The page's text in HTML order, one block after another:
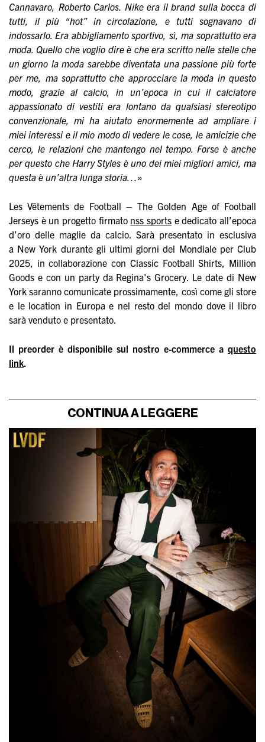
Cannavaro, Roberto Carlos. Nike era il brand sulla bocca di
tutti, il più “hot” in circolazione, e tutti sognavano di
indossarlo. Era abbigliamento sportivo, sì, ma soprattutto era
moda. Quello che voglio dire è che era scritto nelle stelle che
un giorno la moda sarebbe diventata una passione più forte
per me, ma soprattutto che approcciare la moda in questo
modo, grazie al calcio, in un’epoca in cui il calciatore
appassionato di vestiti era lontano da qualsiasi stereotipo
convenzionale, mi ha aiutato enormemente ad ampliare i
miei interessi e il mio modo di vedere le cose, le amicizie che
cerco, le relazioni che mantengo nel tempo. Forse è anche
per questo che Harry Styles è uno dei miei migliori amici, ma
questa è un’altra lunga storia…»
Les Vêtements de Football – The Golden Age of Football
Jerseys è un progetto firmato nss sports e dedicato all’epoca
d’oro delle maglie da calcio. Sarà presentato in esclusiva
a New York durante gli ultimi giorni del Mondiale per Club
2025, in collaborazione con Classic Football Shirts, Million
Goods e con un party da Regina's Grocery. Le date di New
York saranno comunicate prossimamente, così come gli store
e le location in Europa e nel resto del mondo dove il libro
sarà venduto e presentato.
Il preorder è disponibile sul nostro e-commerce a questo
link.
CONTINUA A LEGGERE